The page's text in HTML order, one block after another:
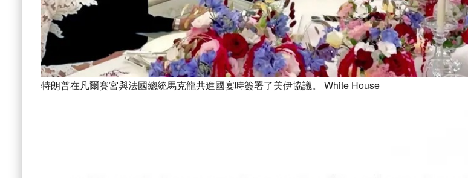
特朗普在凡爾賽宮與法國總統馬克龍共進國宴時簽署了美伊協議。 White House